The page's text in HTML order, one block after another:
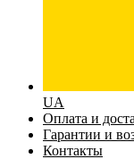
UA
Оплата и
Гарантии и
Контакты